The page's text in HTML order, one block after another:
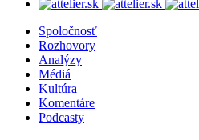
Spoločnosť
Rozhovory
Analýzy
Médiá
Kultúra
Komentáre
Podcasty